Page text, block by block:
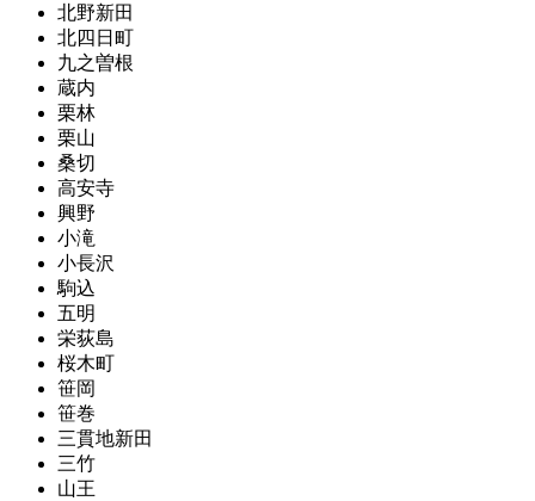
北野新田
北四日町
九之曽根
蔵内
栗林
栗山
桑切
高安寺
興野
小滝
小長沢
駒込
五明
栄荻島
桜木町
笹岡
笹巻
三貫地新田
三竹
山王